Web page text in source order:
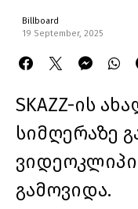
Billboard
19 September, 2025
SKAZZ-ის
სიმღერაზე
ვიდეოკლიპი
გამოვიდა.